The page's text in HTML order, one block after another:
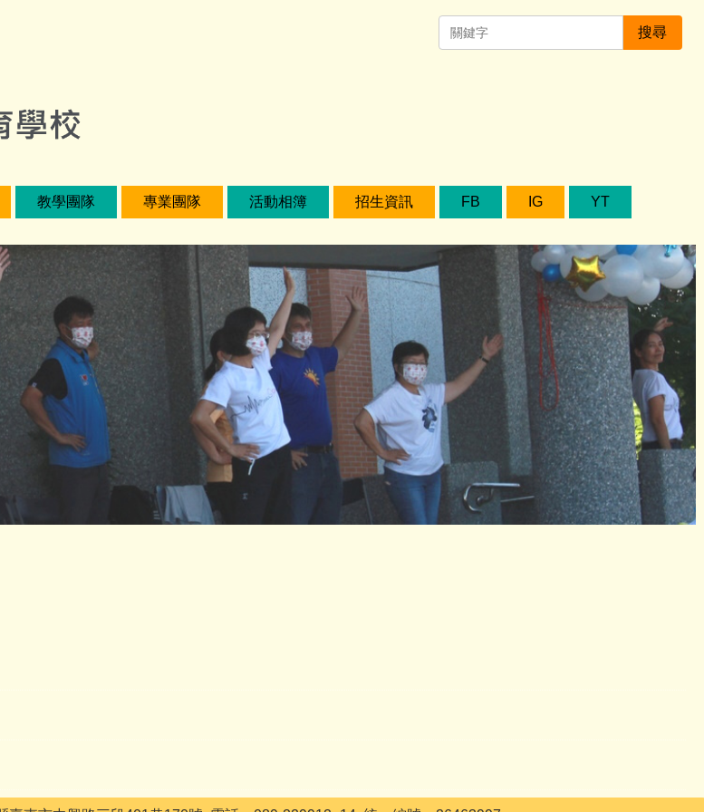
搜尋
教學團隊 專業團隊 活動相簿 招生資訊 FB IG YT